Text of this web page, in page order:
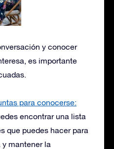
y conocer
es importante
para conocerse:
encontrar una lista
que puedes hacer para
mantener la